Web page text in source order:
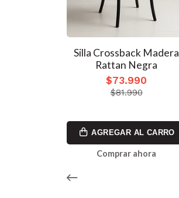
Silla Crossback Madera
Rattan Negra
$73.990
$81.990
AGREGAR AL CARRO
Comprar ahora